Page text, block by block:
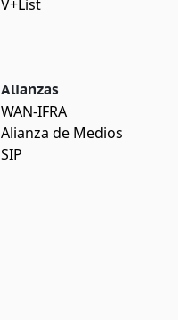
V+List
Alianzas
WAN-IFRA
Alianza de Medios
SIP